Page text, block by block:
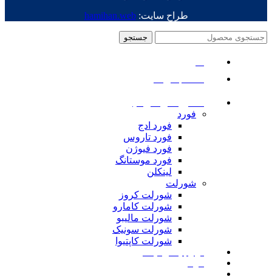
طراح سایت:hamihan.web
جستجو
فورد
فورد ادج
فورد تاروس
فورد فیوژن
فورد موستانگ
لینکلن
شورلت
شورلت کروز
شورلت کامارو
شورلت مالیبو
شورلت سونیک
شورلت کاپتیوا